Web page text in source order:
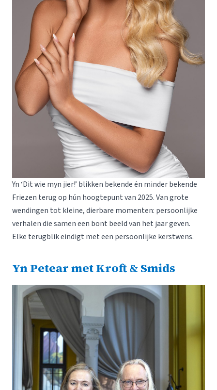
Yn ‘Dit wie myn jier!’ blikken bekende én minder bekende
Friezen terug op hún hoogtepunt van 2025. Van grote
wendingen tot kleine, dierbare momenten: persoonlijke
verhalen die samen een bont beeld van het jaar geven.
Elke terugblik eindigt met een persoonlijke kerstwens.
Yn Petear met Kroft & Smids